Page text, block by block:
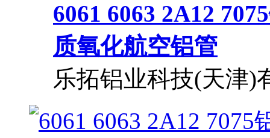
6061 6063 2A12
质氧化航空铝管
乐拓铝业科技(天津)